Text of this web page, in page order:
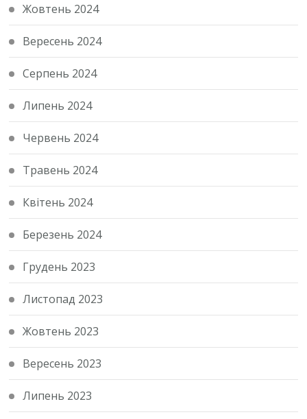
Жовтень 2024
Вересень 2024
Серпень 2024
Липень 2024
Червень 2024
Травень 2024
Квітень 2024
Березень 2024
Грудень 2023
Листопад 2023
Жовтень 2023
Вересень 2023
Липень 2023